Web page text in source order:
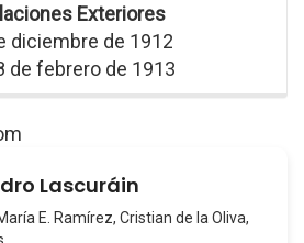
Exteriores
diciembre de 1912
de febrero de 1913
Lascuráin
E. Ramírez, Cristian de la Oliva,